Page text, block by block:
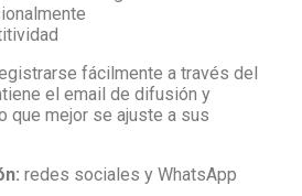
fácilmente a través del
el email de difusión y
que mejor se ajuste a sus
redes sociales y WhatsApp